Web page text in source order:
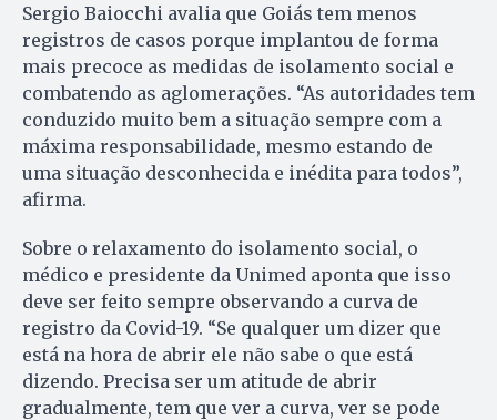
Sergio Baiocchi avalia que Goiás tem menos
registros de casos porque implantou de forma
mais precoce as medidas de isolamento social e
combatendo as aglomerações. “As autoridades tem
conduzido muito bem a situação sempre com a
máxima responsabilidade, mesmo estando de
uma situação desconhecida e inédita para todos”,
afirma.
Sobre o relaxamento do isolamento social, o
médico e presidente da Unimed aponta que isso
deve ser feito sempre observando a curva de
registro da Covid-19. “Se qualquer um dizer que
está na hora de abrir ele não sabe o que está
dizendo. Precisa ser um atitude de abrir
gradualmente, tem que ver a curva, ver se pode